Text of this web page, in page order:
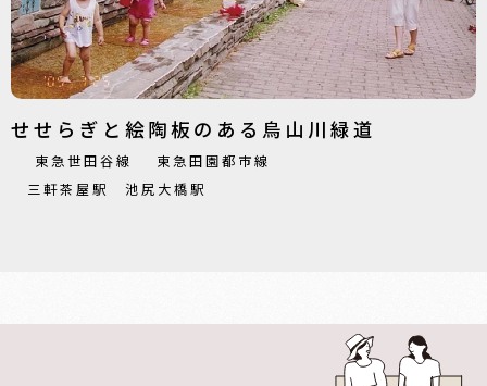
せせらぎと絵陶板のある烏山川緑道
東急世田谷線
東急田園都市線
三軒茶屋駅
池尻大橋駅